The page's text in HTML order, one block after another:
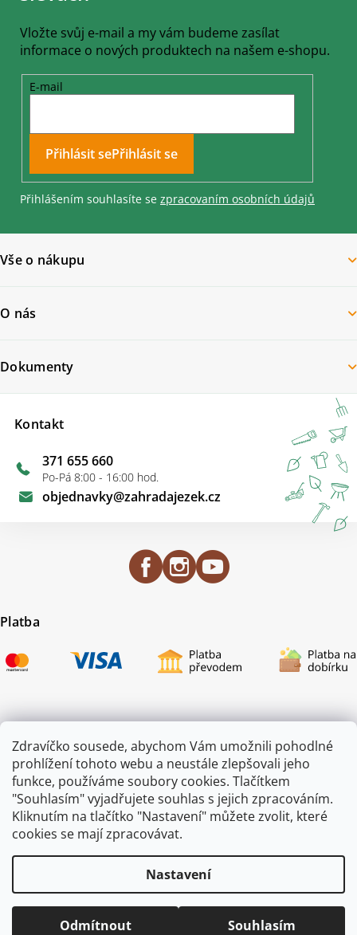
Zdravíčko sousede, abychom Vám umožnili pohodlné
prohlížení tohoto webu a neustále zlepšovali jeho
funkce, používáme soubory cookies. Tlačítkem
"Souhlasím" vyjadřujete souhlas s jejich zpracováním.
Kliknutím na tlačítko "Nastavení" můžete zvolit, které
cookies se mají zpracovávat.
Nastavení
Odmítnout Souhlasím
Vložte svůj e-mail a my vám budeme zasílat
informace o nových produktech na našem e-shopu.
E-mail
Přihlásit se
Přihlášením souhlasíte se zpracovaním osobních údajů
Vše o nákupu
O nás
Kontakt
objednavky@zahradajezek.cz
371 655 660
Po-Pá 8:00 - 16:00 hod.
Dokumenty
Platba
Certifikace
Copyright 2026ZAHRADA JEŽEK. Všechna práva vyhrazena.